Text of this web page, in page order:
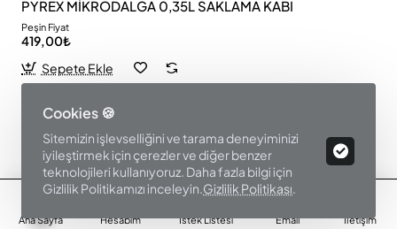
Ana Sayfa Hesabım İstek Listesi Email İletişim
Cookies 🍪
Sitemizin işlevselliğini ve tarama deneyiminizi
iyileştirmek için çerezler ve diğer benzer
teknolojileri kullanıyoruz. Daha fazla bilgi için
Gizlilik Politikamızı inceleyin.Gizlilik Politikası.
PYREX MİKRODALGA 0,35L SAKLAMA KABI
Peşin Fiyat
419,00₺
Sepete Ekle